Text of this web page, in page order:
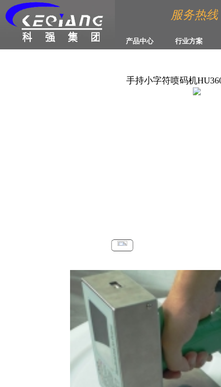
服务热线
产品中心 行业方案
手持小字符喷码机